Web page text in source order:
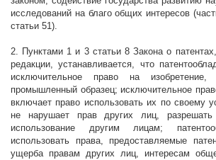
исследований на благо общих интересов
статьи 51).
2. Пунктами 1 и 3 статьи 8 Закона о
редакции, устанавливается, что
исключительное право на
промышленный образец; исключительное
включает право использовать их по своему
не нарушает прав других лиц,
использование другим лицам;
использовать права, предоставляемые
ущерба правам других лиц, интересам